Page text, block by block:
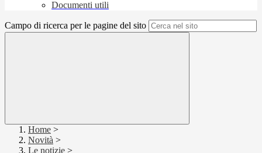
Documenti utili
Campo di ricerca per le pagine del sito
Home >
Novità >
Le notizie >